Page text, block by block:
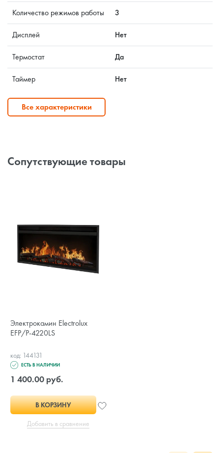
Количество режимов работы 3
Дисплей Нет
Термостат Да
Таймер Нет
Все характеристики
Сопутствующие товары
Электрокамин Electrolux
EFP/P-4220LS
код: 144131
ЕСТЬ В НАЛИЧИИ
1 400.00 руб.
В КОРЗИНУ
Добавить в сравнение